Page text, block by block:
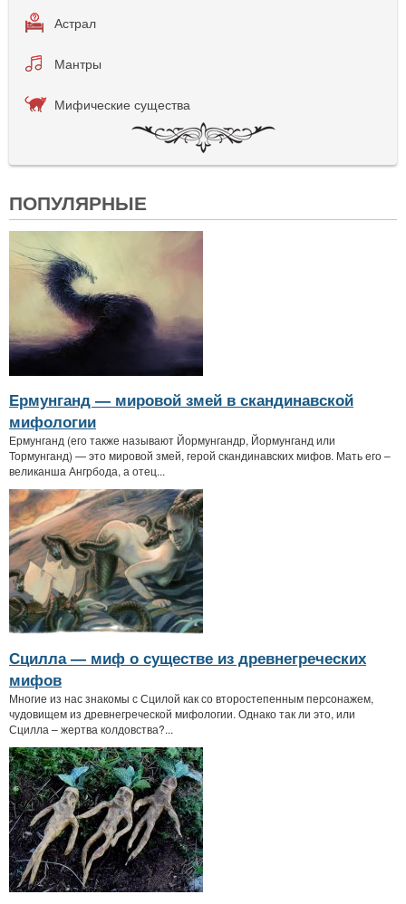
Астрал
Мантры
Мифические существа
ПОПУЛЯРНЫЕ
Ермунганд — мировой змей в скандинавской
мифологии
Ермунганд (его также называют Йормунгандр, Йормунганд или
Тормунганд) — это мировой змей, герой скандинавских мифов. Мать его –
великанша Ангрбода, а отец...
Сцилла — миф о существе из древнегреческих
мифов
Многие из нас знакомы с Сцилой как со второстепенным персонажем,
чудовищем из древнегреческой мифологии. Однако так ли это, или
Сцилла – жертва колдовства?...